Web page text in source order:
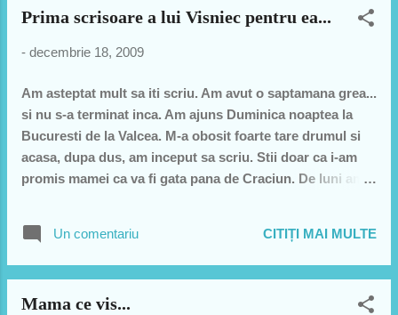
Prima scrisoare a lui Visniec pentru ea...
- decembrie 18, 2009
Am asteptat mult sa iti scriu. Am avut o saptamana grea...
si nu s-a terminat inca. Am ajuns Duminica noaptea la
Bucuresti de la Valcea. M-a obosit foarte tare drumul si
acasa, dupa dus, am inceput sa scriu. Stii doar ca i-am
promis mamei ca va fi gata pana de Craciun. De luni am
eram foarte slabi. M-am suparat foarte tare si am crezut
ca nu o sa mai fiu bun de nimic saptamana asta dar a
cu Panda si mi-a placut. Ba mai mult, am fost si la
Un comentariu CITIȚI MAI MULTE
Mama ce vis...